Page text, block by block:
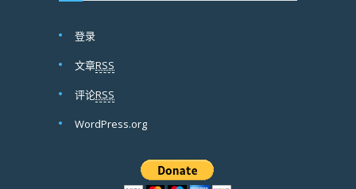
登录
文章RSS
评论RSS
WordPress.org